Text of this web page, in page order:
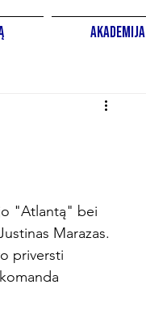
Akademija
"Atlantą" bei
Marazas.
priversti